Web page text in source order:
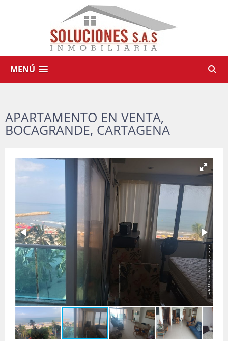
MENÚ
APARTAMENTO EN VENTA,
BOCAGRANDE, CARTAGENA